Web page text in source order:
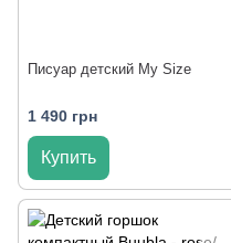
Писуар детский My Size
1 490 грн
Купить